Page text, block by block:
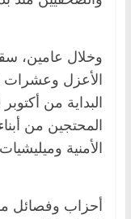
الأعزل وعشرات
المحتجين من
الأمنية
أحزاب وفصائل